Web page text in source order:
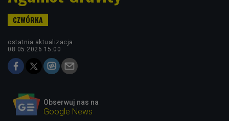
ostatnia aktualizacja:
08.05.2026 15:00
Obserwuj nas na
Google News